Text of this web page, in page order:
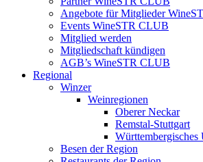
Angebote für Mitglieder
Events WineSTR CLUB
Mitglied werden
Mitgliedschaft kündigen
AGB’s WineSTR CLUB
Regional
Winzer
Weinregionen
Oberer Neckar
Remstal-Stuttgart
Württembergisches
Besen der Region